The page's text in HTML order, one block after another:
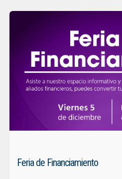
Feria de Financiamiento